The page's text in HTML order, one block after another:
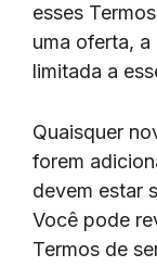
esses
uma oferta,
limitada a
Quaisquer
forem
devem estar
Você pode
Termos de